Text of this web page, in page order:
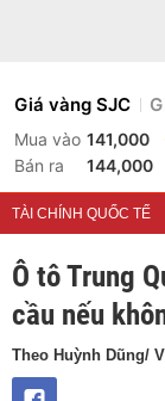
Giá vàng SJC
Mua vào 141,000
Bán ra
144,000
TÀI CHÍNH QUỐC TẾ
Ô tô Trung
cầu nếu
Theo Huỳnh Dũng/